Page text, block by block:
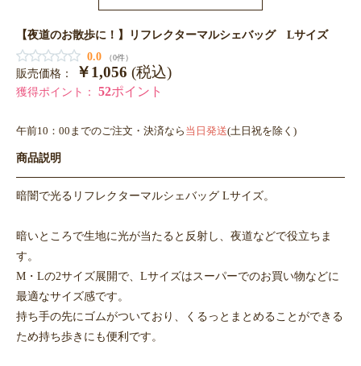
【夜道のお散歩に！】リフレクターマルシェバッグ Lサイズ
0.0
（0件）
販売価格： ￥1,056 (税込)
獲得ポイント： 52ポイント
午前10：00までのご注文・決済なら 当日発送(土日祝を除く)
商品説明
暗闇で光るリフレクターマルシェバッグ Lサイズ。
暗いところで生地に光が当たると反射し、夜道などで役立ちま
す。
M・Lの2サイズ展開で、Lサイズはスーパーでのお買い物などに
最適なサイズ感です。
持ち手の先にゴムがついており、くるっとまとめることができる
ため持ち歩きにも便利です。